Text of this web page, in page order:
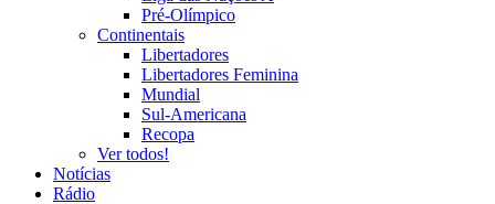
Pré-Olímpico
Continentais
Libertadores
Libertadores Feminina
Mundial
Sul-Americana
Recopa
Ver todos!
Notícias
Rádio